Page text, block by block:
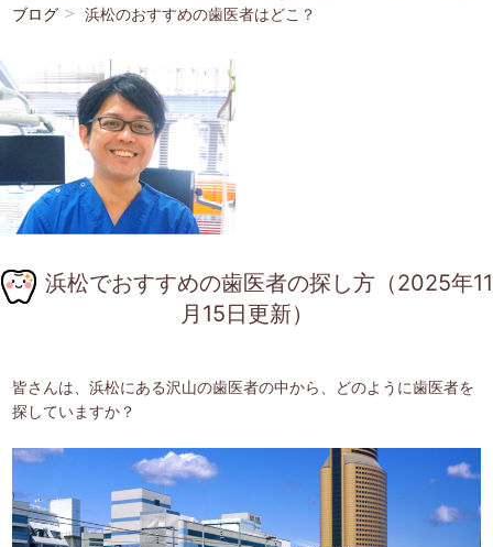
ブログ
浜松のおすすめの歯医者はどこ？
浜松でおすすめの歯医者の探し方（2025年11
月15日更新）
皆さんは、浜松にある沢山の歯医者の中から、どのように歯医者を
探していますか？